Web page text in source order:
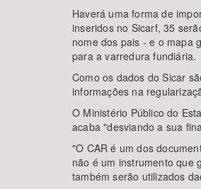
Haverá uma forma de
inseridos no Sicarf, 35
nome dos pais - e o mapa
para a varredura fundiária.
Como os dados do Sicar
informações na
O Ministério Público do
acaba "desviando a sua
"O CAR é um dos
não é um instrumento que
também serão utilizados